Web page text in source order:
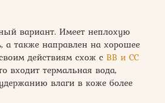
вариант. Имеет неплохую
а также направлен на хорошее
действиям схож с ВВ и СС
входит термальная вода,
влаги в коже более